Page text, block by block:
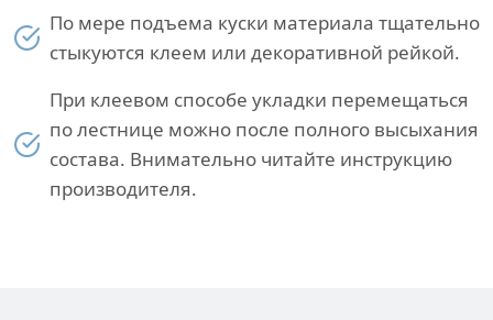
По мере подъема куски материала тщательно
стыкуются клеем или декоративной рейкой.
При клеевом способе укладки перемещаться
по лестнице можно после полного высыхания
состава. Внимательно читайте инструкцию
производителя.